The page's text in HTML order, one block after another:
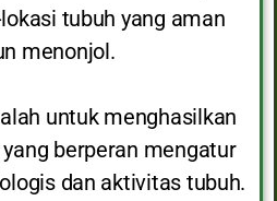
tubuh yang aman
menonjol.
untuk menghasilkan
berperan mengatur
dan aktivitas tubuh.